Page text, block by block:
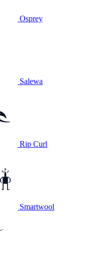
Osprey
Salewa
Rip Curl
Smartwool